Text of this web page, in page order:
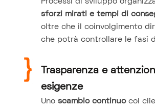
Processi di sviluppo
sforzi mirati e tempi di
oltre che il coinvolgimento
che potrà controllare le fasi
Trasparenza e
esigenze
Uno scambio continuocol